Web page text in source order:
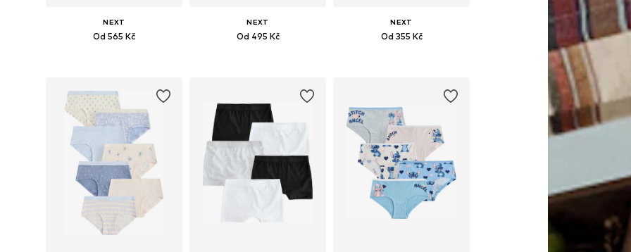
NEXT
Od 565 Kč
NEXT
Od 495 Kč
NEXT
Od 355 Kč